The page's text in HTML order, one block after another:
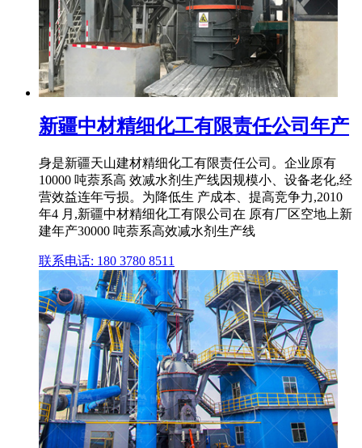
新疆中材精细化工有限责任公司年产
身是新疆天山建材精细化工有限责任公司。企业原有
10000 吨萘系高 效减水剂生产线因规模小、设备老化,经
营效益连年亏损。为降低生 产成本、提高竞争力,2010
年4 月,新疆中材精细化工有限公司在 原有厂区空地上新
建年产30000 吨萘系高效减水剂生产线
联系电话: 180 3780 8511